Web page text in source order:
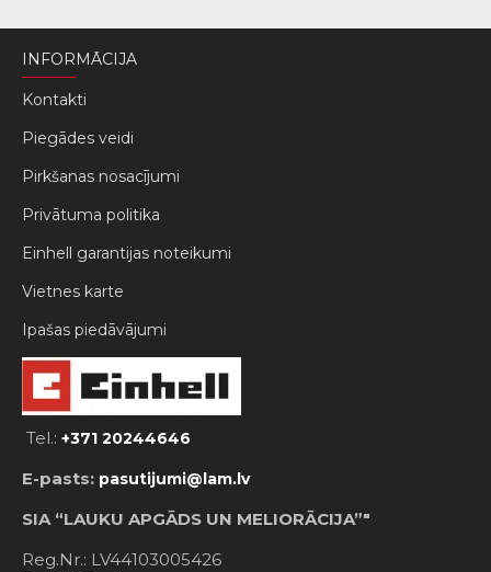
INFORMĀCIJA
Kontakti
Piegādes veidi
Pirkšanas nosacījumi
Privātuma politika
Einhell garantijas noteikumi
Vietnes karte
Ipašas piedāvājumi
Tel.: +371 20244646
E-pasts: pasutijumi@lam.lv
SIA “LAUKU APGĀDS UN MELIORĀCIJA”"
Reg.Nr.: LV44103005426